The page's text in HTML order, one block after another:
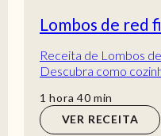
Lombos de red
Receita de Lombos
Descubra como
com...
1 hora
hora 40min
min
VER RECEITA